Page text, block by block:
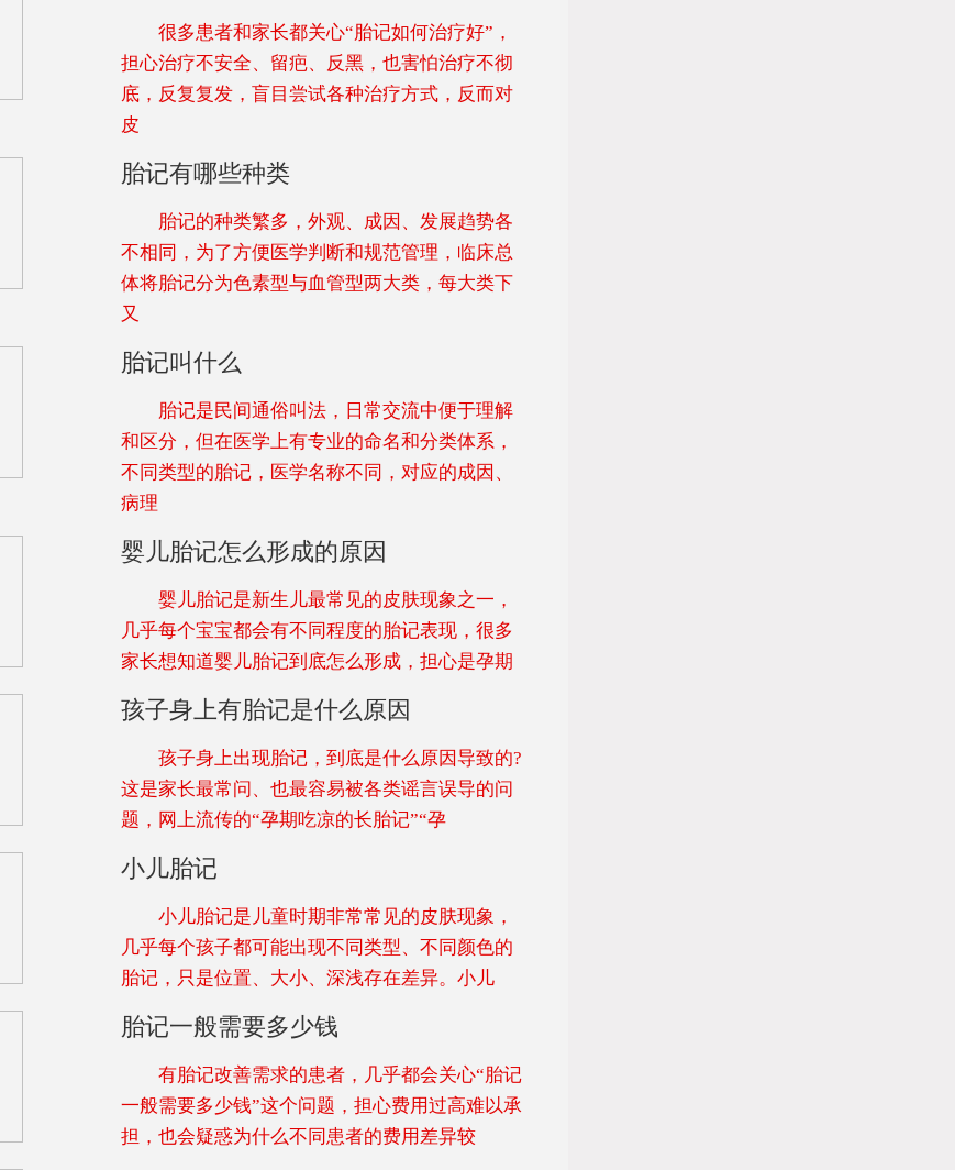
很多患者和家长都关心“胎记如何治疗好”，
担心治疗不安全、留疤、反黑，也害怕治疗不彻
底，反复复发，盲目尝试各种治疗方式，反而对
皮
胎记有哪些种类
胎记的种类繁多，外观、成因、发展趋势各
不相同，为了方便医学判断和规范管理，临床总
体将胎记分为色素型与血管型两大类，每大类下
又
胎记叫什么
胎记是民间通俗叫法，日常交流中便于理解
和区分，但在医学上有专业的命名和分类体系，
不同类型的胎记，医学名称不同，对应的成因、
病理
婴儿胎记怎么形成的原因
婴儿胎记是新生儿最常见的皮肤现象之一，
几乎每个宝宝都会有不同程度的胎记表现，很多
家长想知道婴儿胎记到底怎么形成，担心是孕期
孩子身上有胎记是什么原因
孩子身上出现胎记，到底是什么原因导致的?
这是家长最常问、也最容易被各类谣言误导的问
题，网上流传的“孕期吃凉的长胎记”“孕
小儿胎记
小儿胎记是儿童时期非常常见的皮肤现象，
几乎每个孩子都可能出现不同类型、不同颜色的
胎记，只是位置、大小、深浅存在差异。小儿
胎记一般需要多少钱
有胎记改善需求的患者，几乎都会关心“胎记
一般需要多少钱”这个问题，担心费用过高难以承
担，也会疑惑为什么不同患者的费用差异较